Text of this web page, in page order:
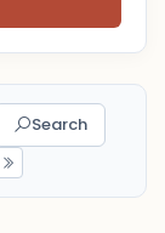
Search